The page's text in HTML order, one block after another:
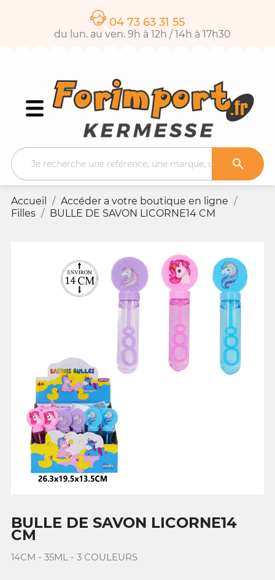
04 73 63 31 55
du lun. au ven. 9h à 12h / 14h à 17h30

Accueil
Accéder a votre boutique en ligne
Filles
BULLE DE SAVON LICORNE14 CM
BULLE DE SAVON LICORNE14
CM
14CM - 35ML - 3 COULEURS